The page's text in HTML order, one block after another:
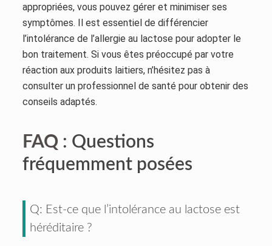
appropriées, vous pouvez gérer et minimiser ses
symptômes. Il est essentiel de différencier
l’intolérance de l’allergie au lactose pour adopter le
bon traitement. Si vous êtes préoccupé par votre
réaction aux produits laitiers, n’hésitez pas à
consulter un professionnel de santé pour obtenir des
conseils adaptés.
FAQ : Questions
fréquemment posées
Q: Est-ce que l’intolérance au lactose est
héréditaire ?